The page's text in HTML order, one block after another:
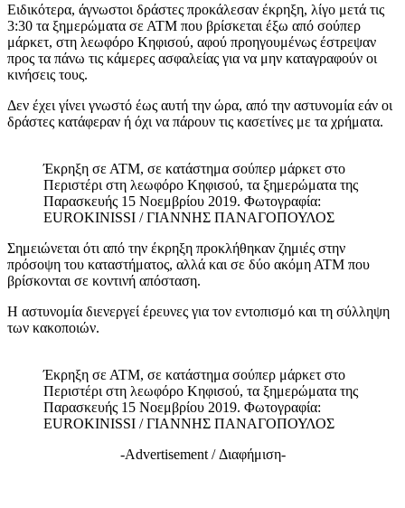
Ειδικότερα, άγνωστοι δράστες προκάλεσαν έκρηξη, λίγο μετά τις
3:30 τα ξημερώματα σε ΑΤΜ που βρίσκεται έξω από σούπερ
μάρκετ, στη λεωφόρο Κηφισού, αφού προηγουμένως έστρεψαν
προς τα πάνω τις κάμερες ασφαλείας για να μην καταγραφούν οι
κινήσεις τους.
Δεν έχει γίνει γνωστό έως αυτή την ώρα, από την αστυνομία εάν οι
δράστες κατάφεραν ή όχι να πάρουν τις κασετίνες με τα χρήματα.
Έκρηξη σε ΑΤΜ, σε κατάστημα σούπερ μάρκετ στο
Περιστέρι στη λεωφόρο Κηφισού, τα ξημερώματα της
Παρασκευής 15 Νοεμβρίου 2019. Φωτογραφία:
EUROKINISSI / ΓΙΑΝΝΗΣ ΠΑΝΑΓΟΠΟΥΛΟΣ
Σημειώνεται ότι από την έκρηξη προκλήθηκαν ζημιές στην
πρόσοψη του καταστήματος, αλλά και σε δύο ακόμη ΑΤΜ που
βρίσκονται σε κοντινή απόσταση.
Η αστυνομία διενεργεί έρευνες για τον εντοπισμό και τη σύλληψη
των κακοποιών.
Έκρηξη σε ΑΤΜ, σε κατάστημα σούπερ μάρκετ στο
Περιστέρι στη λεωφόρο Κηφισού, τα ξημερώματα της
Παρασκευής 15 Νοεμβρίου 2019. Φωτογραφία:
EUROKINISSI / ΓΙΑΝΝΗΣ ΠΑΝΑΓΟΠΟΥΛΟΣ
-Advertisement / Διαφήμιση-